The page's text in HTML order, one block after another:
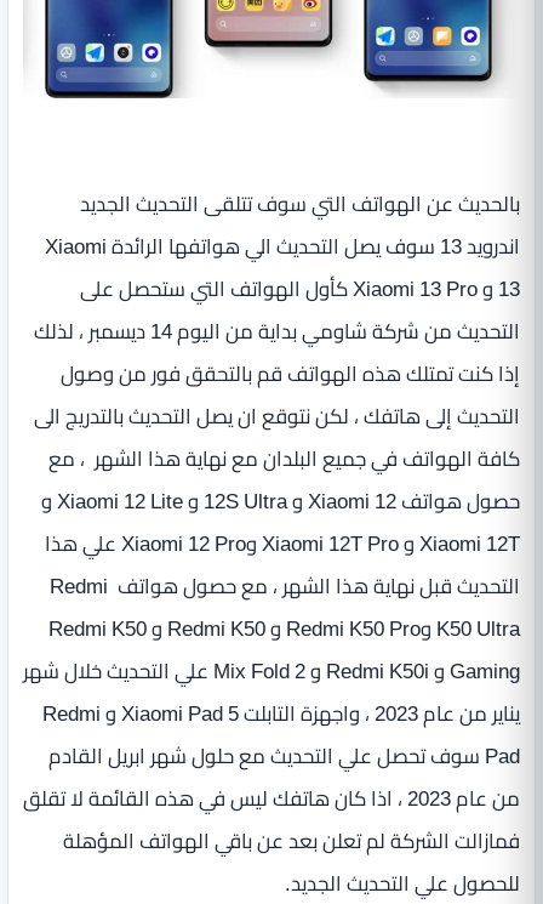
بالحديث عن الهواتف التي سوف تتلقى التحديث الجديد
اندرويد 13 سوف يصل التحديث الي هواتفها الرائدة Xiaomi
13 و Xiaomi 13 Pro كأول الهواتف التي ستحصل على
التحديث من شركة شاومي بداية من اليوم 14 ديسمبر ، لذلك
إذا كنت تمتلك هذه الهواتف قم بالتحقق فور من وصول
التحديث إلى هاتفك ، لكن نتوقع ان يصل التحديث بالتدريج الى
كافة الهواتف في جميع البلدان مع نهاية هذا الشهر ، مع
حصول هواتف Xiaomi 12 و 12S Ultra و Xiaomi 12 Lite و
Xiaomi 12T و Xiaomi 12T Pro وXiaomi 12 Pro علي هذا
التحديث قبل نهاية هذا الشهر ، مع حصول هواتف Redmi
K50 Ultra وRedmi K50 Pro و Redmi K50 و Redmi K50
Gaming و Redmi K50i و Mix Fold 2 علي التحديث خلال شهر
يناير من عام 2023 ، واجهزة التابلت Xiaomi Pad 5 و Redmi
Pad سوف تحصل علي التحديث مع حلول شهر ابريل القادم
من عام 2023 ، اذا كان هاتفك ليس في هذه القائمة لا تقلق
فمازالت الشركة لم تعلن بعد عن باقي الهواتف المؤهلة
للحصول علي التحديث الجديد.